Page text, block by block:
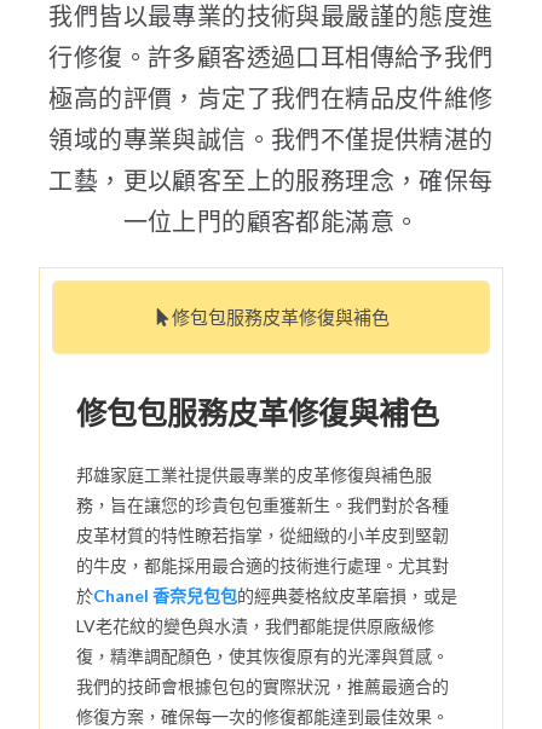
我們皆以最專業的技術與最嚴謹的態度進
行修復。許多顧客透過口耳相傳給予我們
極高的評價，肯定了我們在精品皮件維修
領域的專業與誠信。我們不僅提供精湛的
工藝，更以顧客至上的服務理念，確保每
一位上門的顧客都能滿意。
修包包服務皮革修復與補色
修包包服務皮革修復與補色
邦雄家庭工業社提供最專業的皮革修復與補色服
務，旨在讓您的珍貴包包重獲新生。我們對於各種
皮革材質的特性瞭若指掌，從細緻的小羊皮到堅韌
的牛皮，都能採用最合適的技術進行處理。尤其對
於Chanel 香奈兒包包的經典菱格紋皮革磨損，或是
LV老花紋的變色與水漬，我們都能提供原廠級修
復，精準調配顏色，使其恢復原有的光澤與質感。
我們的技師會根據包包的實際狀況，推薦最適合的
修復方案，確保每一次的修復都能達到最佳效果。